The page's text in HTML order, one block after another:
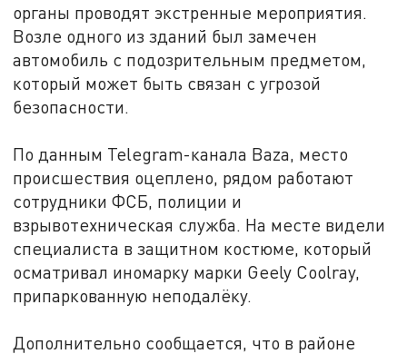
органы проводят экстренные мероприятия.
Возле одного из зданий был замечен
автомобиль с подозрительным предметом,
который может быть связан с угрозой
безопасности.
По данным Telegram-канала Baza, место
происшествия оцеплено, рядом работают
сотрудники ФСБ, полиции и
взрывотехническая служба. На месте видели
специалиста в защитном костюме, который
осматривал иномарку марки Geely Coolray,
припаркованную неподалёку.
Дополнительно сообщается, что в районе